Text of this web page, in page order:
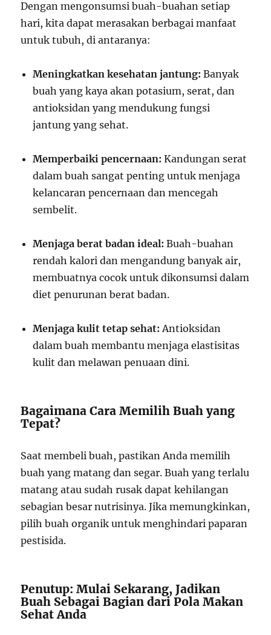
Dengan mengonsumsi buah-buahan setiap
hari, kita dapat merasakan berbagai manfaat
untuk tubuh, di antaranya:
Meningkatkan kesehatan jantung: Banyak
buah yang kaya akan potasium, serat, dan
antioksidan yang mendukung fungsi
jantung yang sehat.
Memperbaiki pencernaan: Kandungan serat
dalam buah sangat penting untuk menjaga
kelancaran pencernaan dan mencegah
sembelit.
Menjaga berat badan ideal: Buah-buahan
rendah kalori dan mengandung banyak air,
membuatnya cocok untuk dikonsumsi dalam
diet penurunan berat badan.
Menjaga kulit tetap sehat: Antioksidan
dalam buah membantu menjaga elastisitas
kulit dan melawan penuaan dini.
Bagaimana Cara Memilih Buah yang
Tepat?
Saat membeli buah, pastikan Anda memilih
buah yang matang dan segar. Buah yang terlalu
matang atau sudah rusak dapat kehilangan
sebagian besar nutrisinya. Jika memungkinkan,
pilih buah organik untuk menghindari paparan
pestisida.
Penutup: Mulai Sekarang, Jadikan
Buah Sebagai Bagian dari Pola Makan
Sehat Anda